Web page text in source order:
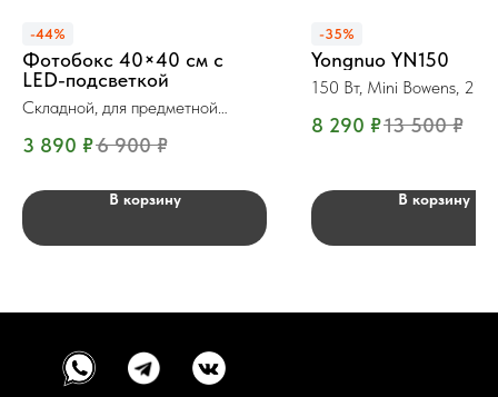
-44%
Фотобокс 40×40 см с
LED-подсветкой
Складной, для предметной
3 890 ₽6 900 ₽
В корзину
-35%
Yongnuo YN150
150 Вт, Mini Bowens,
8 290 ₽13 500 ₽
В корзину